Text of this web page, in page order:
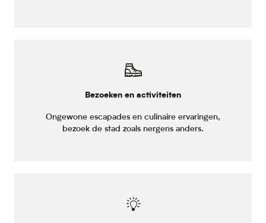
Bezoeken en activiteiten
Ongewone escapades en culinaire ervaringen,
bezoek de stad zoals nergens anders.